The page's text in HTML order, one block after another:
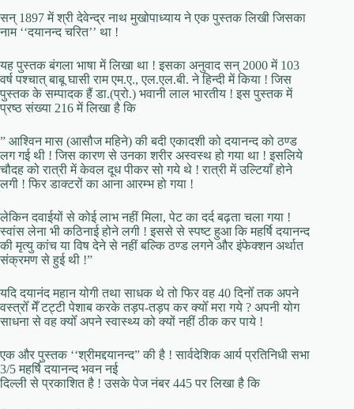
सन् 1897 में श्री देवेन्द्र नाथ मुखोपाध्याय ने एक पुस्तक लिखी जिसका
नाम ‘‘दयानन्द चरित’’ था !
यह पुस्तक बंगला भाषा में लिखा था ! इसका अनुवाद सन् 2000 में 103
वर्ष पश्चात् बाबू घासी राम एम.ए., एल.एल.बी. ने हिन्दी में किया ! जिस
पुस्तक के सम्पादक हैं डा.(प्रो.) भवानी लाल भारतीय ! इस पुस्तक में
प्रष्ठ संख्या 216 में लिखा है कि
” आश्विन मास (आसौज महिने) की बदी एकादशी को दयानन्द को ठण्ड
लग गई थी ! जिस कारण से उनका शरीर अस्वस्थ हो गया था ! इसलिये
चौदह को रात्री में केवल दूध पीकर सो गये थे ! रात्री में उल्टियाँ होने
लगी ! फिर डाक्टरों का आना आरम्भ हो गया !
लेकिन दवाईयों से कोई लाभ नहीं मिला, पेट का दर्द बढ़ता चला गया !
स्वांस लेना भी कठिनाई होने लगी ! इससे से स्पष्ट हुआ कि महर्षि दयानन्द
की मृत्यु कांच या विष देने से नहीं बल्कि ठण्ड लगने और इंफेक्शन अर्थात
संक्रमण से हुई थी !”
यदि दयानंद महान योगी तथा साधक थे तो फिर वह 40 दिनोँ तक अपने
वस्त्रोँ मेँ टट्टी पेशाब करके तड़प-तड़प कर क्योँ मरा गये ? अपनी योग
साधना से वह क्योँ अपने स्वास्थ्य को क्यों नहीं ठीक कर पाये !
एक और पुस्तक ‘‘श्रीमद्दयानन्द” की है ! सार्वदेशिक आर्य प्रतिनिधी सभा
3/5 महर्षि दयानन्द भवन नई
दिल्ली से प्रकाशित है ! उसके पेज नंबर 445 पर लिखा है कि